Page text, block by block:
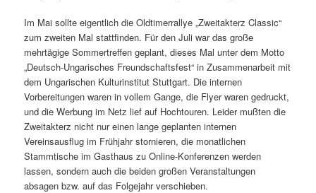
Im Mai sollte eigentlich die Oldtimerrallye „Zweitakterz Classic“
zum zweiten Mal stattfinden. Für den Juli war das große
mehrtägige Sommertreffen geplant, dieses Mal unter dem Motto
„Deutsch-Ungarisches Freundschaftsfest“ in Zusammenarbeit mit
dem Ungarischen Kulturinstitut Stuttgart. Die internen
Vorbereitungen waren in vollem Gange, die Flyer waren gedruckt,
und die Werbung im Netz lief auf Hochtouren. Leider mußten die
Zweitakterz nicht nur einen lange geplanten internen
Vereinsausflug im Frühjahr stornieren, die monatlichen
Stammtische im Gasthaus zu Online-Konferenzen werden
lassen, sondern auch die beiden großen Veranstaltungen
absagen bzw. auf das Folgejahr verschieben.